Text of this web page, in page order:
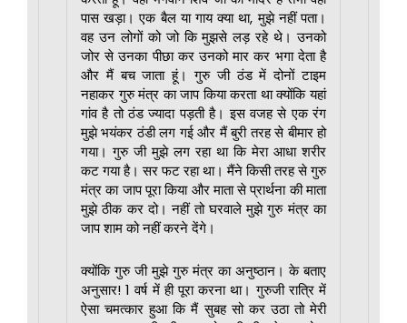
पास खड़ा। एक बैल या गाय क्या था, मुझे नहीं पता।
वह उन लोगों को जो कि मुझसे लड़ रहे थे। उनको
जोर से उनका पीछा कर उनको मार कर भगा देता है
और मैं बच जाता हूं। गुरु जी ठंड में दोनों टाइम
नहाकर गुरु मंत्र का जाप किया करता था क्योंकि यहां
गांव है तो ठंड ज्यादा पड़ती है। इस वजह से एक रंग
मुझे भयंकर ठंडी लग गई और मैं बुरी तरह से बीमार हो
गया। गुरु जी मुझे लग रहा था कि मेरा आधा शरीर
कट गया है। सर फट रहा था। मैंने किसी तरह से गुरु
मंत्र का जाप पूरा किया और माता से प्रार्थना की माता
मुझे ठीक कर दो। नहीं तो घरवाले मुझे गुरु मंत्र का
जाप शाम को नहीं करने देंगे।
क्योंकि गुरु जी मुझे गुरु मंत्र का अनुष्ठान। के बताए
अनुसार! 1 वर्ष में ही पूरा करना था। गुरुजी रात्रि में
ऐसा चमत्कार हुआ कि मैं सुबह सो कर उठा तो मेरी